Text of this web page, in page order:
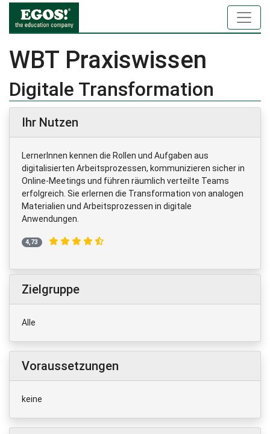
WBT Praxiswissen
Digitale Transformation
Ihr Nutzen
LernerInnen kennen die Rollen und Aufgaben aus
digitalisierten Arbeitsprozessen, kommunizieren sicher in
Online-Meetings und führen räumlich verteilte Teams
erfolgreich. Sie erlernen die Transformation von analogen
Materialien und Arbeitsprozessen in digitale
Anwendungen.
4,73
Zielgruppe
Alle
Voraussetzungen
keine